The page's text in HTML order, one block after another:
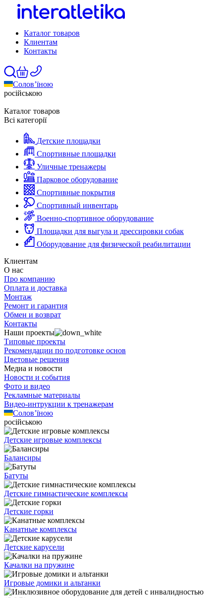
Каталог товаров
Клиентам
Контакты
Солов’їною
російською
Каталог товаров
Всі категорії
Детские площадки
Спортивные площадки
Уличные тренажеры
Парковое оборудование
Спортивные покрытия
Спортивный инвентарь
Военно-спортивное оборудование
Площадки для выгула и дрессировки собак
Оборудование для физической реабилитации
Клиентам
О нас
Про компанию
Оплата и доставка
Монтаж
Ремонт и гарантия
Обмен и возврат
Контакты
Наши проекты
Типовые проекты
Рекомендации по подготовке основ
Цветовые решения
Медиа и новости
Новости и события
Фото и видео
Рекламные материалы
Видео-интрукции к тренажерам
Солов’їною
російською
Детские игровые комплексы
Балансиры
Батуты
Детские гимнастические комплексы
Детские горки
Канатные комплексы
Детские карусели
Качалки на пружине
Игровые домики и альтанки